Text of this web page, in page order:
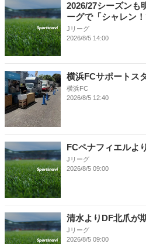
2026/27シーズンも
ーグで「シャレン
Jリーグ
2026/8/5 14:00
横浜FCサポートス
横浜FC
2026/8/5 12:40
FCペナフィエルよ
Jリーグ
2026/8/5 09:00
清水よりDF北爪が
Jリーグ
2026/8/5 09:00